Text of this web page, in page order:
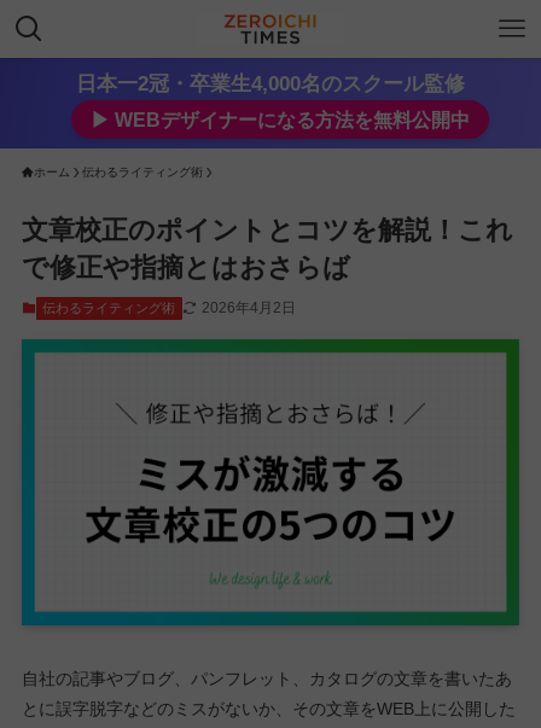
日本一2冠・卒業生4,000名のスクール監修
▶︎ WEBデザイナーになる方法を無料公開中
ホーム 伝わるライティング術
文章校正のポイントとコツを解説！これ
で修正や指摘とはおさらば
伝わるライティング術 2026年4月2日
自社の記事やブログ、パンフレット、カタログの文章を書いたあ
とに誤字脱字などのミスがないか、その文章をWEB上に公開した